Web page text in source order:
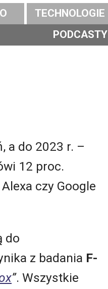
TECHNOLOGIE
PODCASTY
a do 2023 r. –
12 proc.
czy Google
do
z badania F-
”. Wszystkie